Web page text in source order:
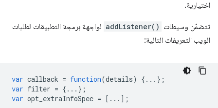
اختيارية.
تتضمّن وسيطات addListener() لواجهة برمجة التطبيقات لطلبات
الويب التعريفات التالية:
var callback = function(details)
{...};
var filter = {...};
var opt_extraInfoSpec = [...];